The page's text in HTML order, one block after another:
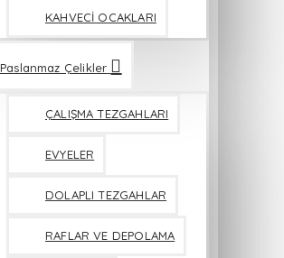
KAHVECİ OCAKLARI
Paslanmaz Çelikler
ÇALIŞMA TEZGAHLARI
EVYELER
DOLAPLI TEZGAHLAR
RAFLAR VE DEPOLAMA